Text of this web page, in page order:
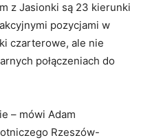
z Jasionki są 23 kierunki
pozycjami w
czarterowe, ale nie
połączeniach do
– mówi Adam
Rzeszów-